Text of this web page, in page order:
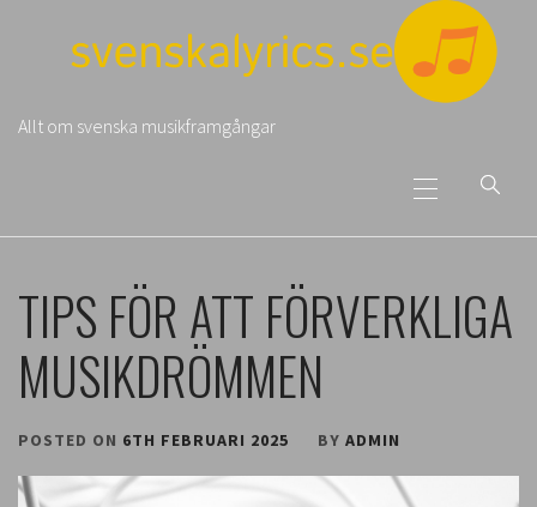
Allt om svenska musikframgångar
Menu
TIPS FÖR ATT FÖRVERKLIGA
MUSIKDRÖMMEN
POSTED ON 6TH FEBRUARI 2025 BY ADMIN